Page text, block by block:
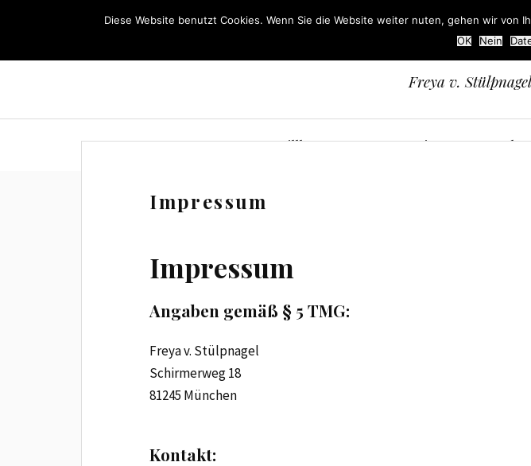
Freya v.
Willkommen Termine
Impressum
Impressum
Angaben gemäß § 5 TMG:
Freya v. Stülpnagel
Schirmerweg 18
81245 München
Kontakt:
Diese Website benutzt Cookies. Wenn Sie die Website weiter nuten, gehen wir von
OK
Nein